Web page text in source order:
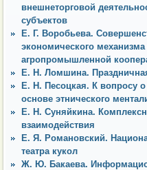
внешнеторговой
субъектов
Е. Г. Воробьева.
экономического
агропромышленной
Е. Н. Ломшина.
Е. Н. Песоцкая. К вопросу
основе этнического
Е. Н. Суняйкина.
взаимодействия
Е. Я. Романовский.
театра кукол
Ж. Ю. Бакаева.